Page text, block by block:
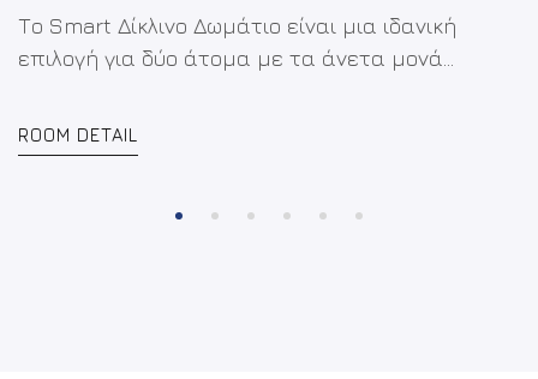
Το Smart Δίκλινο Δωμάτιο είναι μια ιδανική
επιλογή για δύο άτομα με τα άνετα μονά...
ROOM DETAIL